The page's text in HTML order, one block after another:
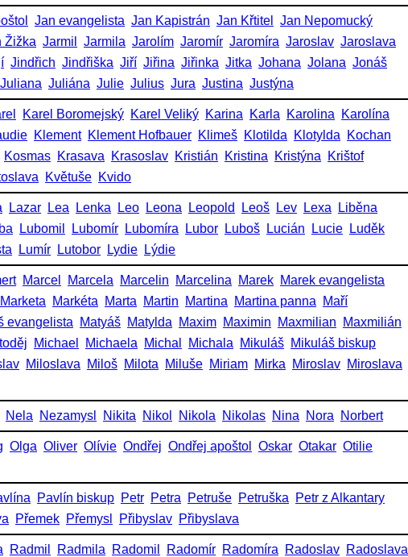
Jan evangelista Jan Kapistrán Jan Křtitel
Jan Nepomucký
Žižka Jarmil Jarmila Jarolím Jaromír Jaromíra Jaroslav Jaroslava
Jindřich Jindřiška Jiří Jiřina Jiřinka Jitka Johana Jolana Jonáš
Juliana Juliána Julie Julius Jura Justina Justýna
Karel Boromejský Karel Veliký Karina Karla Karolina
Karolína
Klement Klement Hofbauer Klimeš Klotilda Klotylda
Kochan
Kosmas Krasava Krasoslav Kristián Kristina Kristýna
Krištof
Květuše Kvido
Lazar Lea Lenka Leo Leona Leopold Leoš Lev Lexa
Liběna
Lubomil Lubomír Lubomíra Lubor Luboš Lucián Lucie
Luděk
Lumír Lutobor Lydie Lýdie
Marcel Marcela Marcelin Marcelina Marek Marek evangelista
Marketa Markéta Marta Martin Martina Martina panna
Maří
evangelista Matyáš Matylda Maxim Maximin Maxmilian
Maxmilián
Michael Michaela Michal Michala Mikuláš Mikuláš biskup
Miloslava Miloš Milota Miluše Miriam Mirka Miroslav Miroslava
Nela Nezamysl Nikita Nikol Nikola Nikolas Nina Nora Norbert
Olga Oliver Olívie Ondřej Ondřej apoštol Oskar Otakar Otilie
Pavlín biskup Petr Petra Petruše Petruška
Petr z Alkantary
Přemek Přemysl Přibyslav Přibyslava
Radmil Radmila Radomil Radomír Radomíra Radoslav Radoslava